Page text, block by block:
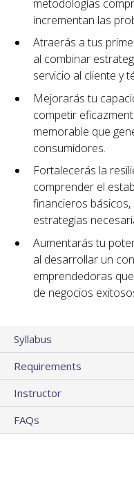
metodologías
incrementan las
Atraerás a tus
al combinar
servicio al cliente y
Mejorarás tu
competir
memorable que
consumidores.
Fortalecerás la
comprender el
financieros
estrategias
Aumentarás tu
al desarrollar un
emprendedoras
de negocios
Syllabus
Requirements
Instructor
FAQs